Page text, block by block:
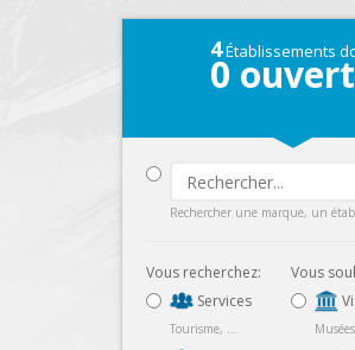
4Établissements
0
Rechercher une marque, un
Vous recherchez:
Services
Tourisme, ...
Vous